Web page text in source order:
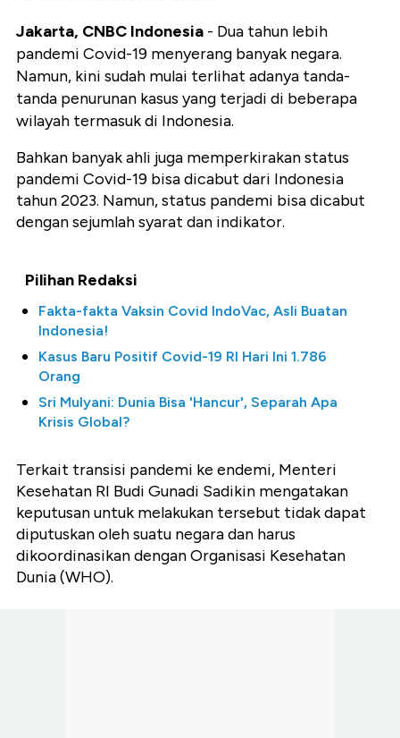
Jakarta, CNBC Indonesia - Dua tahun lebih
pandemi Covid-19 menyerang banyak negara.
Namun, kini sudah mulai terlihat adanya tanda-
tanda penurunan kasus yang terjadi di beberapa
wilayah termasuk di Indonesia.
Bahkan banyak ahli juga memperkirakan status
pandemi Covid-19 bisa dicabut dari Indonesia
tahun 2023. Namun, status pandemi bisa dicabut
dengan sejumlah syarat dan indikator.
Pilihan Redaksi
Fakta-fakta Vaksin Covid IndoVac, Asli Buatan
Indonesia!
Kasus Baru Positif Covid-19 RI Hari Ini 1.786
Orang
Sri Mulyani: Dunia Bisa 'Hancur', Separah Apa
Krisis Global?
Terkait transisi pandemi ke endemi, Menteri
Kesehatan RI Budi Gunadi Sadikin mengatakan
keputusan untuk melakukan tersebut tidak dapat
diputuskan oleh suatu negara dan harus
dikoordinasikan dengan Organisasi Kesehatan
Dunia (WHO).